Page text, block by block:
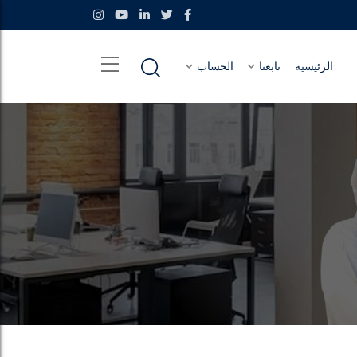
الرئيسية تابعنا الحساب